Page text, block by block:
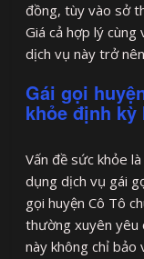
đồng, tùy vào sở
Giá cả hợp lý
dịch vụ này trở
Gái gọi
khỏe định kỳ
Vấn đề sức khỏe
dụng dịch vụ gái
gọi huyện Cô Tô
thường xuyên yêu
này không chỉ bảo